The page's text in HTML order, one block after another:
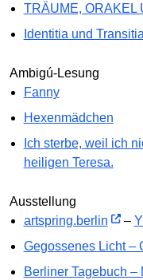
TRÄUME, ORAKEL
Identitia und Transitia
Ambigú-Lesung
Fanny
Hexenmädchen
Ich sterbe, weil ich
heiligen Teresa.
Ausstellung
artspring.berlin
–
Gegossenes Licht –
Berliner Tagebuch